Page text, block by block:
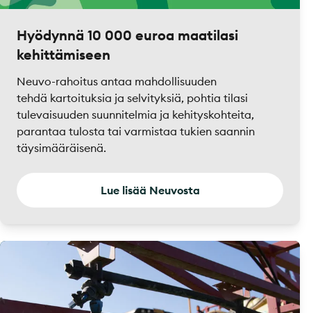
Hyödynnä 10 000 euroa maatilasi
kehittämiseen
Neuvo-rahoitus antaa mahdollisuuden
tehdä kartoituksia ja selvityksiä, pohtia tilasi
tulevaisuuden suunnitelmia ja kehityskohteita,
parantaa tulosta tai varmistaa tukien saannin
täysimääräisenä.
Lue lisää Neuvosta